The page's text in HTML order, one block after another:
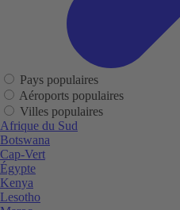
Pays populaires
Aéroports populaires
Villes populaires
Afrique du Sud
Botswana
Cap-Vert
Égypte
Kenya
Lesotho